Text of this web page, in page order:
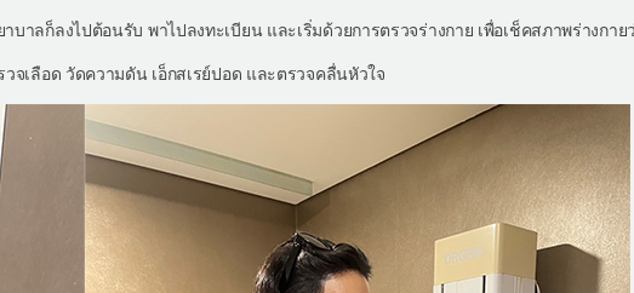
าลก็ลงไปต้อนรับ พาไปลงทะเบียน และเริ่มด้วยการตรวจร่างกาย เพื่อเช็คสภาพร่างกา
จเลือด วัดความดัน เอ็กสเรย์ปอด และตรวจคลื่นหัวใจ